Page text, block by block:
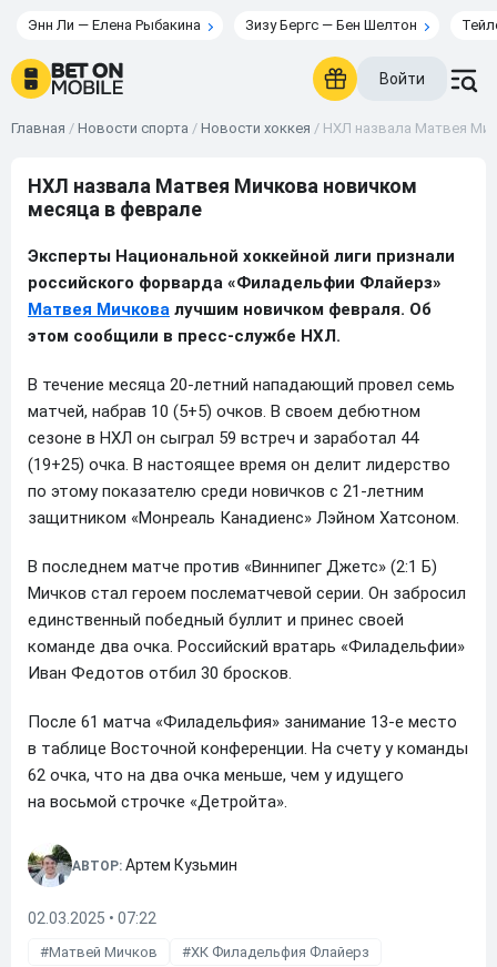
Энн Ли — Елена Рыбакина Зизу Бергс — Бен Шелтон
Войти
Главная / Новости спорта / Новости хоккея / НХЛ назвала Матвея
НХЛ назвала Матвея Мичкова новичком
месяца в феврале
Эксперты Национальной хоккейной лиги признали
российского форварда «Филадельфии Флайерз»
Матвея Мичкова лучшим новичком февраля. Об
этом сообщили в пресс-службе НХЛ.
В течение месяца 20-летний нападающий провел семь
матчей, набрав 10 (5+5) очков. В своем дебютном
сезоне в НХЛ он сыграл 59 встреч и заработал 44
(19+25) очка. В настоящее время он делит лидерство
по этому показателю среди новичков с 21-летним
защитником «Монреаль Канадиенс» Лэйном Хатсоном.
В последнем матче против «Виннипег Джетс» (2:1 Б)
Мичков стал героем послематчевой серии. Он забросил
единственный победный буллит и принес своей
команде два очка. Российский вратарь «Филадельфии»
Иван Федотов отбил 30 бросков.
После 61 матча «Филадельфия» занимание 13-е место
в таблице Восточной конференции. На счету у команды
62 очка, что на два очка меньше, чем у идущего
на восьмой строчке «Детройта».
АВТОР: Артем Кузьмин
02.03.2025 • 07:22
Матвей Мичков ХК Филадельфия Флайерз